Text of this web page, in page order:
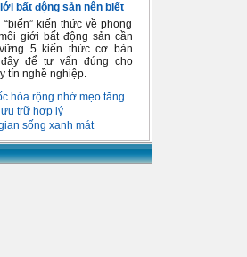
bất động sản nên biết
“biển” kiến thức về phong
giới bất động sản cần
5 kiến thức cơ bản
để tư vấn đúng cho
tín nghề nghiệp.
hóa rộng nhờ mẹo tăng
trữ hợp lý
sống xanh mát